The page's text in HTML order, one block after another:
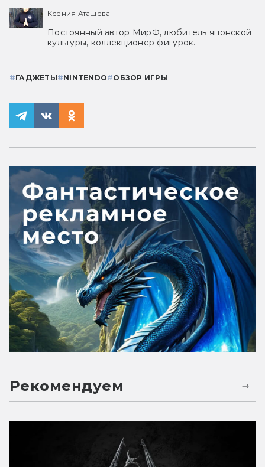
Ксения Аташева
Постоянный автор МирФ, любитель японской
культуры, коллекционер фигурок.
#ГАДЖЕТЫ#NINTENDO#ОБЗОР ИГРЫ
Рекомендуем